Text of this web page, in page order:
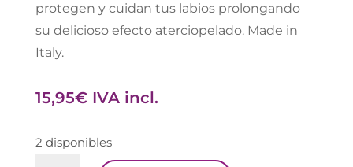
protegen y cuidan tus labios prolongando
su delicioso efecto aterciopelado. Made in
Italy.
15,95€ IVA incl.
2 disponibles